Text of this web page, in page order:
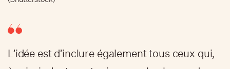
L’idée est d’inclure également tous ceux qui,